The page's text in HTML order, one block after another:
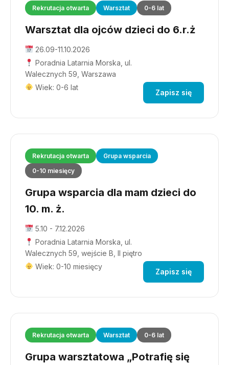
Rekrutacja otwarta Warsztat 0-6 lat
Warsztat dla ojców dzieci do 6.r.ż
26.09-11.10.2026
Poradnia Latarnia Morska, ul.
Walecznych 59, Warszawa
Wiek: 0-6 lat
Zapisz się
Rekrutacja otwarta
Grupa wsparcia
0-10 miesięcy
Grupa wsparcia dla mam dzieci do
10. m. ż.
5.10 - 7.12.2026
Poradnia Latarnia Morska, ul.
Walecznych 59, wejście B, II piętro
Wiek: 0-10 miesięcy
Zapisz się
Rekrutacja otwarta Warsztat 0-6 lat
Grupa warsztatowa „Potrafię się